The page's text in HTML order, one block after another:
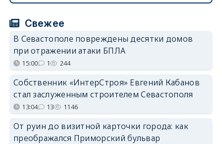
Свежее
В Севастополе повреждены десятки домов
при отражении атаки БПЛА
15:00 1 244
Собственник «ИнтерСтроя» Евгений Кабанов
стал заслуженным строителем Севастополя
13:04 13 1146
От руин до визитной карточки города: как
преображался Приморский бульвар